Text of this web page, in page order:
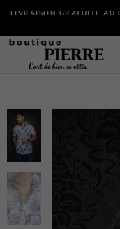
LIVRAISON GRATUITE AU
Chandails et